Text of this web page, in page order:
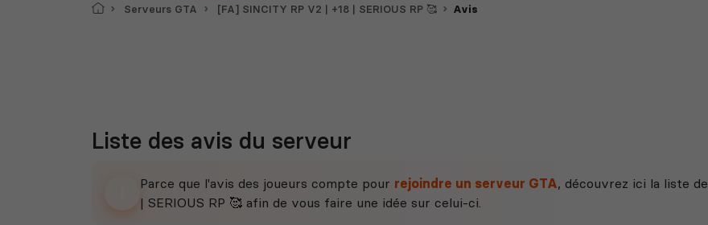
AccueilServeurs GTA [FA] SINCITY RP V2 | +18 | SERIOUS RP 🥰 Avis
Liste des avis du serveur
Parce que l'avis des joueurs compte pour rejoindre un serveur GTA, découvrez ici la liste
| SERIOUS RP 🥰 afin de vous faire une idée sur celui-ci.